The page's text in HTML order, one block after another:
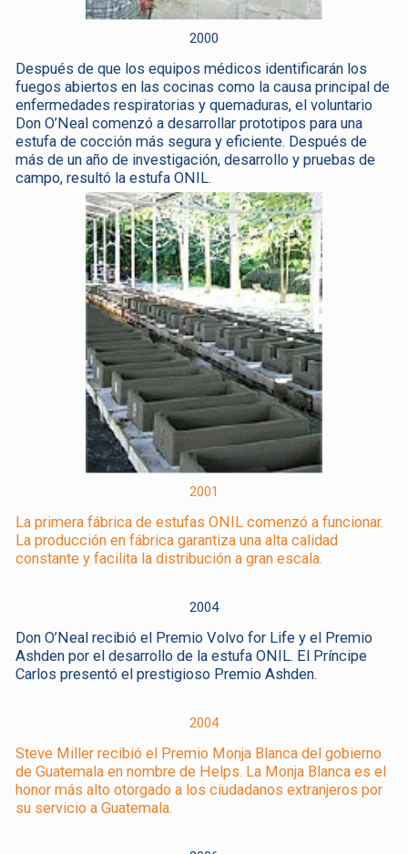
2000
Después de que los equipos médicos identificarán los
fuegos abiertos en las cocinas como la causa principal de
enfermedades respiratorias y quemaduras, el voluntario
Don O’Neal comenzó a desarrollar prototipos para una
estufa de cocción más segura y eficiente. Después de
más de un año de investigación, desarrollo y pruebas de
campo, resultó la estufa ONIL.
2001
La primera fábrica de estufas ONIL comenzó a funcionar.
La producción en fábrica garantiza una alta calidad
constante y facilita la distribución a gran escala.
2004
Don O’Neal recibió el Premio Volvo for Life y el Premio
Ashden por el desarrollo de la estufa ONIL. El Príncipe
Carlos presentó el prestigioso Premio Ashden.
2004
Steve Miller recibió el Premio Monja Blanca del gobierno
de Guatemala en nombre de Helps. La Monja Blanca es el
honor más alto otorgado a los ciudadanos extranjeros por
su servicio a Guatemala.